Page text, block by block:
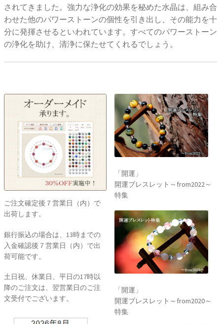
されてきました。強力な浄化の効果を秘めた水晶は、組み合
わせた他のパワーストーンの個性を引き出し、その能力を十
分に発揮させるといわれています。すべてのパワーストーン
の浄化を助け、清浄に保たせてくれるでしょう。
ご注文確定後７営業日（内）で
出荷します。
銀行振込の場合は、13時までの
入金確認後７営業日（内）で出
荷可能です。
土日祝、休業日、平日の17時以
降のご注文は、翌営業日のご注
文受付でございます。
「開運」
開運ブレスレット～from2022～
特集
「開運」
開運ブレスレット～from2020～
特集